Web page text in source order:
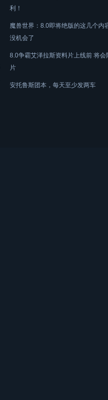
利！
魔兽世界：8.0即将绝版的这几个内
没机会了
8.0争霸艾泽拉斯资料片上线前 将会
片
安托鲁斯团本，每天至少发两车